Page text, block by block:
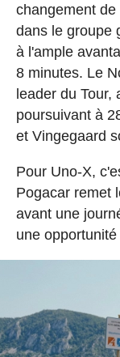
changement
dans le groupe
à l'ample
8 minutes. Le
leader du Tour,
poursuivant à
et Vingegaard
Pour Uno-X,
Pogacar remet
avant une
une